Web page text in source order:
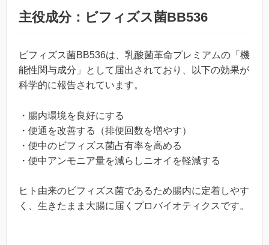
主役成分：ビフィズス菌BB536
ビフィズス菌BB536は、乳酸菌革命プレミアムの「機
能性関与成分」として届出されており、以下の効果が
科学的に報告されています。
・腸内環境を良好にする
・便通を改善する（排便回数を増やす）
・便中のビフィズス菌占有率を高める
・便中アンモニア量を減らしニオイを軽減する
ヒト由来のビフィズス菌であるため腸内に定着しやす
く、生きたまま大腸に届くプロバイオティクスです。